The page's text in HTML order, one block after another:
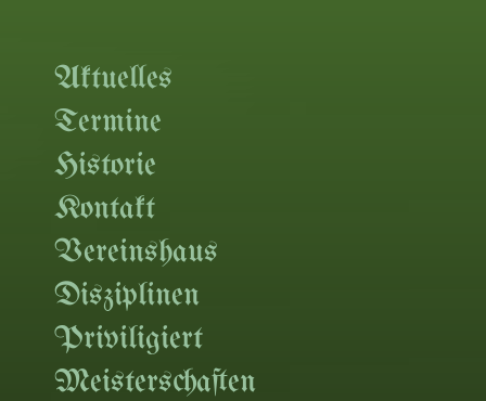
Aktuelles
Termine
Historie
Kontakt
Vereinshaus
Disziplinen
Priviligiert
Meisterschaften